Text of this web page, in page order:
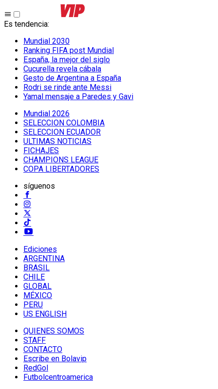
Es tendencia:
Mundial 2030
Ranking FIFA post Mundial
España, la mejor del siglo
Cucurella revela cábala
Gesto de Argentina a España
Rodri se rinde ante Messi
Yamal mensaje a Paredes y Gavi
Mundial 2026
SELECCION COLOMBIA
SELECCION ECUADOR
ULTIMAS NOTICIAS
FICHAJES
CHAMPIONS LEAGUE
COPA LIBERTADORES
síguenos
Ediciones
ARGENTINA
BRASIL
CHILE
GLOBAL
MÉXICO
PERU
US ENGLISH
QUIENES SOMOS
STAFF
CONTACTO
Escribe en Bolavip
RedGol
Futbolcentroamerica